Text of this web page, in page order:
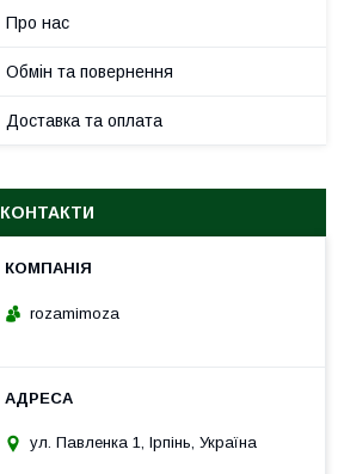
Про нас
Обмін та повернення
Доставка та оплата
КОНТАКТИ
rozamimoza
ул. Павленка 1, Ірпінь, Україна